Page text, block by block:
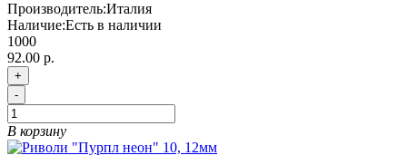
Производитель:Италия
Наличие:Есть в наличии
1000
92.00 р.
+
-
В корзину